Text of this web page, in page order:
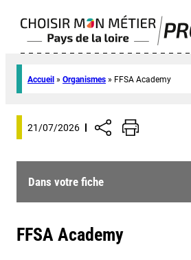
Accueil » Organismes » FFSA Academy
21/07/2026
Dans votre fiche
FFSA Academy